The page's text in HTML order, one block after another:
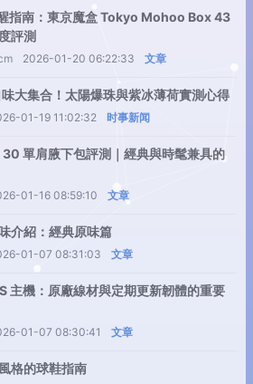
指南：東京魔盒 Tokyo Mohoo Box 43
評測
2026-01-20 06:22:33 文章
大集合！太陽爆珠與紫冰薄荷實測心得
01-19 11:02:32 时事新闻
單肩腋下包評測｜經典與時髦兼具的
01-16 08:59:10 文章
介紹：經典原味篇
01-07 08:31:03 文章
主機：原廠線材與定期更新韌體的重要
01-07 08:30:41 文章
格的球鞋指南